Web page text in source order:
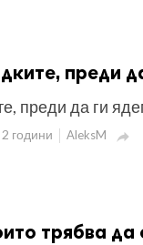
преди
преди да ги
години AleksM 
трябва да